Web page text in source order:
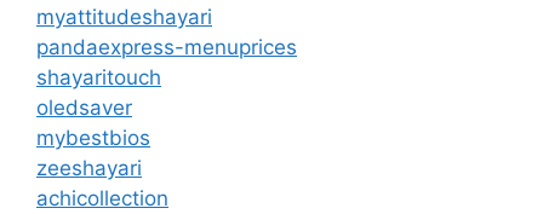
myattitudeshayari
pandaexpress-menuprices
shayaritouch
oledsaver
mybestbios
zeeshayari
achicollection